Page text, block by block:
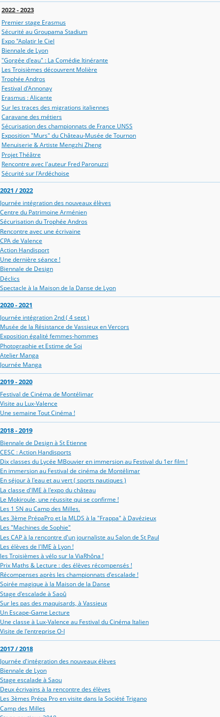
2022 - 2023
Premier stage Erasmus
Sécurité au Groupama Stadium
Expo "Aplatir le Ciel
Biennale de Lyon
"Gorgée d'eau" : La Comédie Itinérante
Les Troisièmes découvrent Molière
Trophée Andros
Festival d'Annonay
Erasmus : Alicante
Sur les traces des migrations italiennes
Caravane des métiers
Sécurisation des championnats de France UNSS
Exposition "Murs" du Château-Musée de Tournon
Menuiserie & Artiste Mengzhi Zheng
Projet Théâtre
Rencontre avec l'auteur Fred Paronuzzi
Sécurité sur l'Ardéchoise
2021 / 2022
Journée intégration des nouveaux élèves
Centre du Patrimoine Arménien
Sécurisation du Trophée Andros
Rencontre avec une écrivaine
CPA de Valence
Action Handisport
Une dernière séance !
Biennale de Design
Déclics
Spectacle à la Maison de la Danse de Lyon
2020 - 2021
Journée intégration 2nd ( 4 sept )
Musée de la Résistance de Vassieux en Vercors
Exposition égalité femmes-hommes
Photographie et Estime de Soi
Atelier Manga
Journée Manga
2019 - 2020
Festival de Cinéma de Montélimar
Visite au Lux-Valence
Une semaine Tout Cinéma !
2018 - 2019
Biennale de Design à St Etienne
CESC : Action Handisports
Dix classes du Lycée MBouvier en immersion au Festival du 1er film !
En immersion au Festival de cinéma de Montélimar
En séjour à l'eau et au vert ( sports nautiques )
La classe d'IME à l'expo du château
Le Mokiroule, une réussite qui se confirme !
Les 1 SN au Camp des Milles.
Les 3ème PrépaPro et la MLDS à la "Frappa" à Davézieux
Les "Machines de Sophie"
Les CAP à la rencontre d'un journaliste au Salon de St Paul
Les élèves de l'IME à Lyon !
les Troisièmes à vélo sur la ViaRhôna !
Prix Maths & Lecture : des élèves récompensés !
Récompenses après les championnats d'escalade !
Soirée magique à la Maison de la Danse
Stage d'escalade à Saoû
Sur les pas des maquisards, à Vassieux
Un Escape-Game Lecture
Une classe à Lux-Valence au Festival du Cinéma Italien
Visite de l'entreprise O-I
2017 / 2018
Journée d'intégration des nouveaux élèves
Biennale de Lyon
Stage escalade à Saou
Deux écrivains à la rencontre des élèves
Les 3èmes Prépa Pro en visite dans la Société Trigano
Camp des Milles